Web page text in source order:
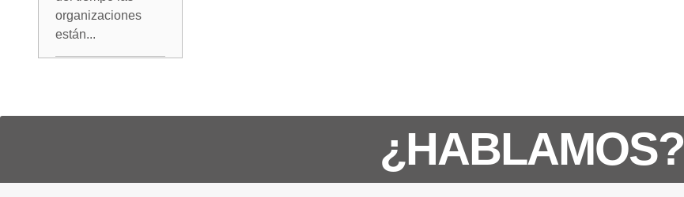
organizaciones
están...
¿HABLAMOS?